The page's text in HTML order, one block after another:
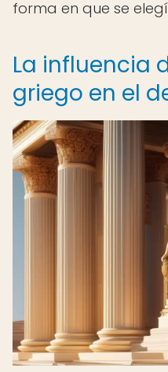
forma en que se
La influencia
griego en el